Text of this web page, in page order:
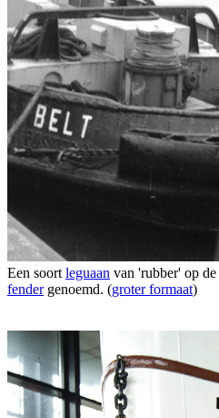
Een soort leguaan van 'rubber' op de
fendergenoemd. (groter formaat)